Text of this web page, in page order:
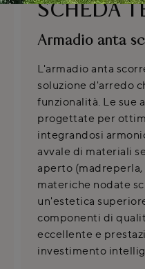
SCHEDA
Armadio anta
L'armadio anta
soluzione d'arredo
funzionalità. Le sue
progettate per
integrandosi
avvale di materiali
aperto
materiche nodate
un'estetica
componenti di
eccellente e
investimento